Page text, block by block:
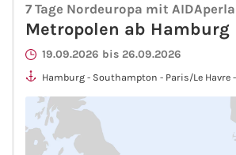
PLANTOURS Kreuzfahrten
Alle Reedereien
Flusskreuzfahrten
A-ROSA Flusskreuzfahrten
7 Tage Nordeuropa mit AIDAperla
Metropolen ab Hamburg
19.09.2026 bis 26.09.2026
Hamburg - Southampton - Paris/Le Havre